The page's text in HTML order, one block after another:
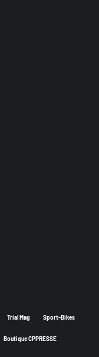
Trial Mag Sport-Bikes
Boutique CPPRESSE